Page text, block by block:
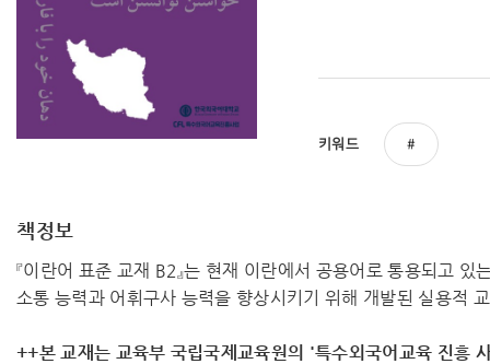
키워드
책정보
『이란어 표준 교재 B2』는 현재 이란에서 공용어로 통용되고
소통 능력과 어휘구사 능력을 향상시키기 위해 개발된 실용적
++본 교재는 교육부 국립국제교육원의 '특수외국어교육 진흥